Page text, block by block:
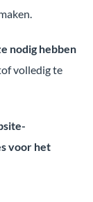
nodig hebben
volledig te
voor het